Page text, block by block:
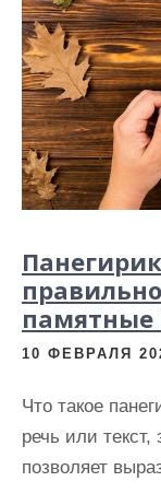
10 ФЕВРАЛЯ
Что такое
речь или текст,
позволяет